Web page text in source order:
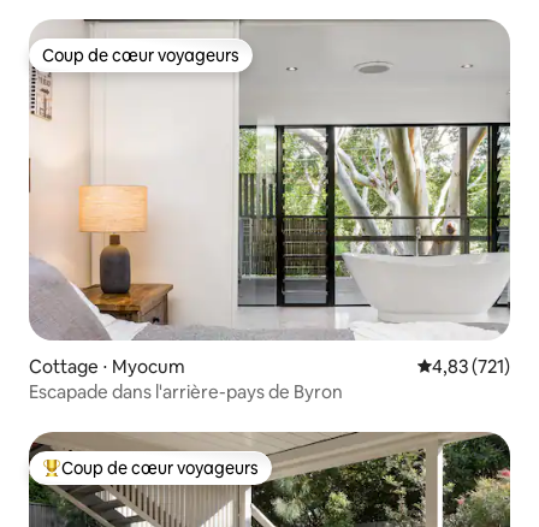
Coup de cœur voyageurs
Coup de cœur voyageurs
Cottage ⋅ Myocum Évaluation
4,83 (721)
Escapade dans l'arrière-pays de Byron
Coups de cœur voyageurs les plus appréciés
Coup de cœur voyageurs